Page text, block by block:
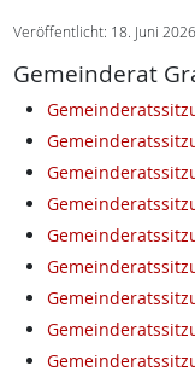
Veröffentlicht: 18. Juni 2026
Gemeinderat